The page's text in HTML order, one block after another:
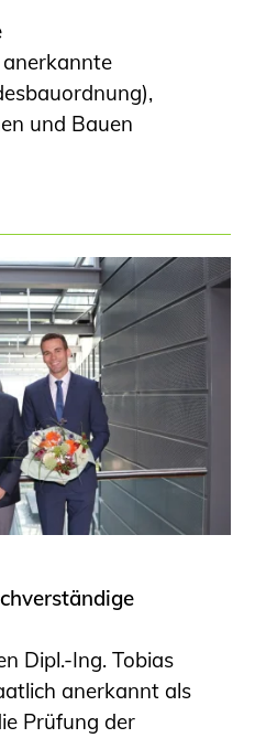
und Bauen
Dipl.-Ing. Tobias
anerkannt als
Prüfung der